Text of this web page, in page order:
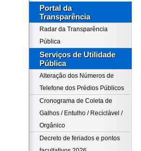
Portal da
Transparência
Radar da Transparência
Pública
Serviços de Utilidade
Pública
Alteração dos Números de
Telefone dos Prédios Públicos
Cronograma de Coleta de
Galhos / Entulho / Reciclável /
Orgânico
Decreto de feriados e pontos